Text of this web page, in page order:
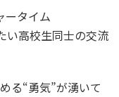
ータイム
い高校生同士の交流
る“勇気”が湧いて